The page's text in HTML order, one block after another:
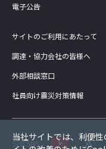
電子公告
サイトのご利用にあたって
調達・協力会社の皆様へ
外部相談窓口
社員向け震災対策情報
公式SNS
当社サイトでは、利便